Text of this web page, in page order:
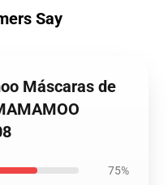
Say
Máscaras de
75%